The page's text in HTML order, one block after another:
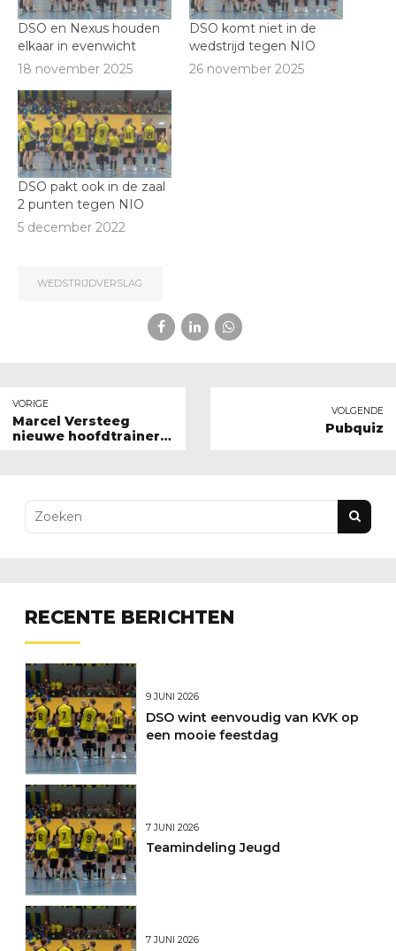
DSO en Nexus houden
elkaar in evenwicht
18 november 2025
DSO komt niet in de
wedstrijd tegen NIO
26 november 2025
DSO pakt ook in de zaal
2 punten tegen NIO
5 december 2022
WEDSTRIJDVERSLAG
VORIGE
Marcel Versteeg
nieuwe hoofdtrainer
VOLGENDE
Pubquiz
RECENTE BERICHTEN
9 JUNI 2026
DSO wint eenvoudig van KVK op
een mooie feestdag
7 JUNI 2026
Teamindeling Jeugd
7 JUNI 2026